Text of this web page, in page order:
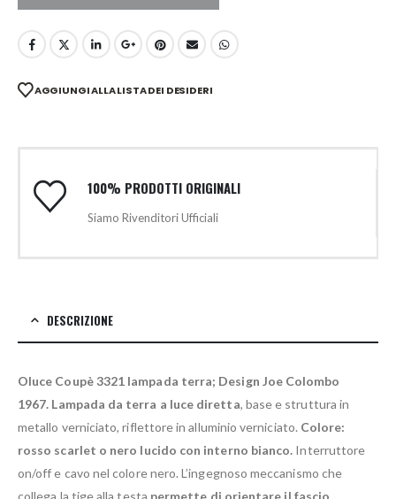
AGGIUNGI ALLA LISTA DEI DESIDERI
100% PRODOTTI ORIGINALI
Siamo Rivenditori Ufficiali
DESCRIZIONE
Oluce Coupè 3321 lampada terra; Design Joe Colombo
1967. Lampada da terra a luce diretta, base e struttura in
metallo verniciato, riflettore in alluminio verniciato. Colore:
rosso scarlet o nero lucido con interno bianco. Interruttore
on/off e cavo nel colore nero. L’ingegnoso meccanismo che
collega la tige alla testa permette di orientare il fascio